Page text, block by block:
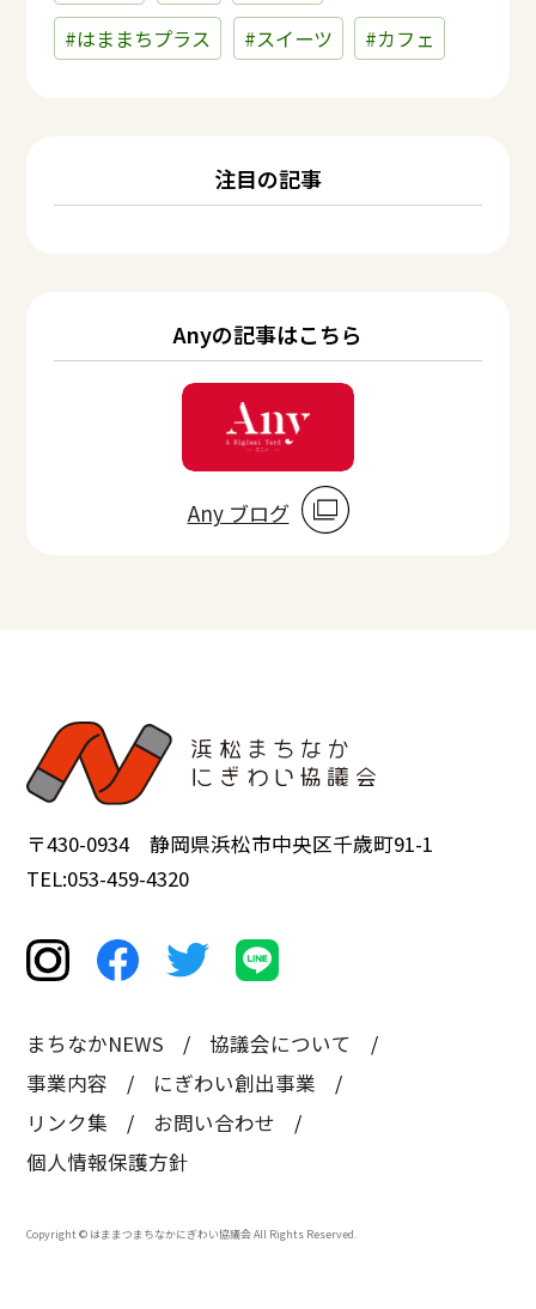
#はままちプラス
#スイーツ #カフェ
注目の記事
Anyの記事はこちら
Any ブログ
〒430-0934 静岡県浜松市中央区千歳町91-1
TEL:053-459-4320
まちなかNEWS
協議会について
事業内容
にぎわい創出事業
リンク集
お問い合わせ
個人情報保護方針
Copyright © はままつまちなかにぎわい協議会 All Rights Reserved.